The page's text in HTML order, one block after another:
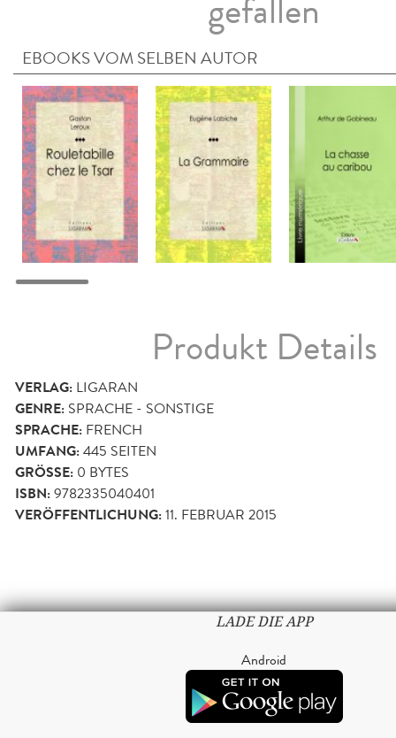
gefallen
EBOOKS VOM SELBEN AUTOR
Produkt Details
VERLAG: LIGARAN
GENRE: SPRACHE - SONSTIGE
SPRACHE: FRENCH
UMFANG:445 SEITEN
GRÖSSE: 0 BYTES
ISBN:9782335040401
VERÖFFENTLICHUNG:11. FEBRUAR 2015
LADE DIE APP
Android